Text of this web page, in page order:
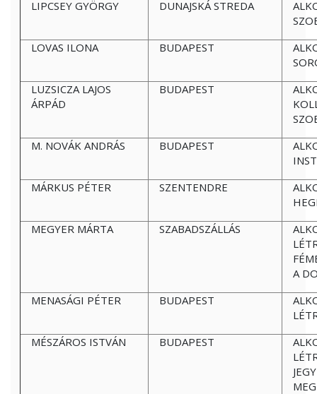
LIPCSEY GYÖRGY
DUNAJSKÁ STREDA
LOVAS ILONA
BUDAPEST
LUZSICZA LAJOS
ÁRPÁD
BUDAPEST
M. NOVÁK ANDRÁS
BUDAPEST
MÁRKUS PÉTER
SZENTENDRE
MEGYER MÁRTA
SZABADSZÁLLÁS
A
MENASÁGI PÉTER
BUDAPEST
MÉSZÁROS ISTVÁN
BUDAPEST